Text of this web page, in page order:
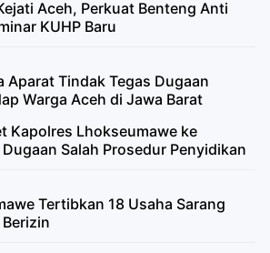
Aceh, Perkuat Benteng Anti
KUHP Baru
Aparat Tindak Tegas Dugaan
Warga Aceh di Jawa Barat
Kapolres Lhokseumawe ke
Salah Prosedur Penyidikan
Tertibkan 18 Usaha Sarang